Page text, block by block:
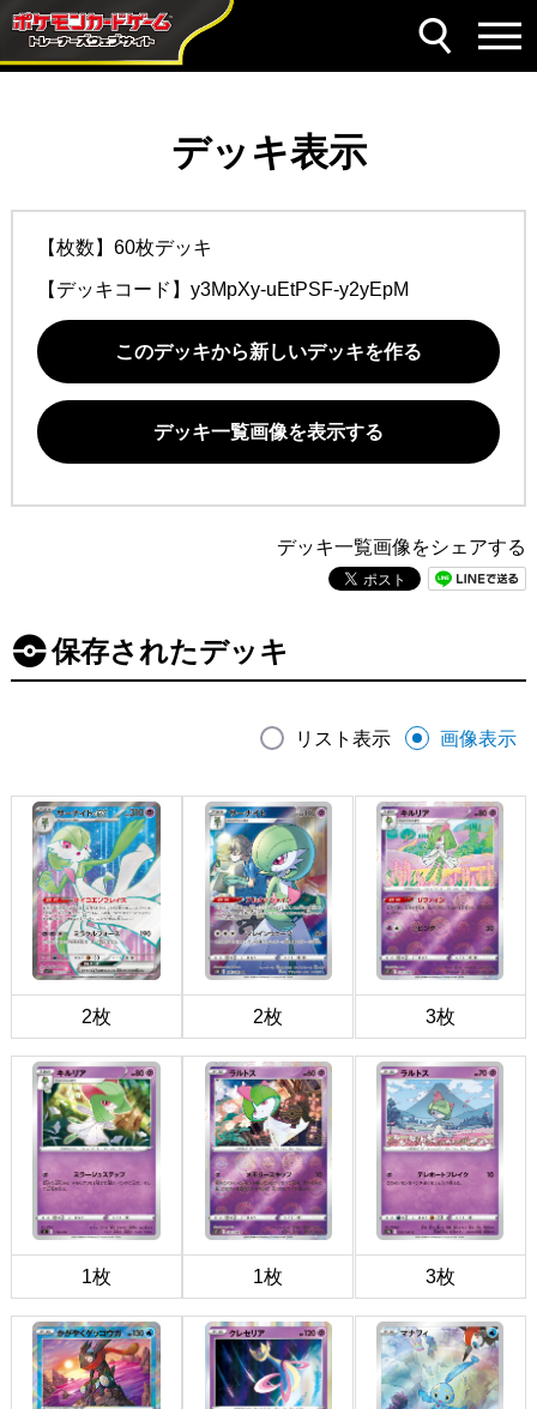
デッキ表示
【枚数】60枚デッキ
【デッキコード】 y3MpXy-uEtPSF-y2yEpM
このデッキから新しいデッキを作る
デッキ一覧画像を表示する
デッキ一覧画像をシェアする
保存されたデッキ
リスト表示 画像表示
2枚 2枚 3枚
1枚 1枚 3枚